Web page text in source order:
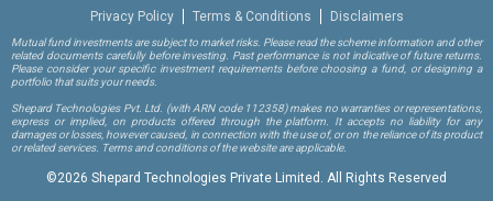
Privacy Policy Terms & Conditions Disclaimers
Mutual fund investments are subject to market risks. Please read the scheme information and other
related documents carefully before investing. Past performance is not indicative of future returns.
Please consider your specific investment requirements before choosing a fund, or designing a
portfolio that suits your needs.
Shepard Technologies Pvt. Ltd. (with ARN code 112358)makes no warranties or representations,
express or implied, on products offered through the platform. It accepts no liability for any
damages or losses, however caused, in connection with the use of, or on the reliance of its product
or related services. Terms and conditions of the website are applicable.
©2026 Shepard Technologies Private Limited. All Rights Reserved